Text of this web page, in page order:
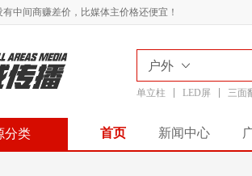
中间商赚差价，比媒体主价格还便宜！
户外
单立柱 LED屏 三面
分类 首页 新闻中心